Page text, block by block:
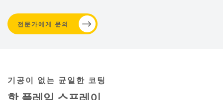
전문가에게 문의
기공이 없는 균일한 코팅
핫 플레임 스프레이